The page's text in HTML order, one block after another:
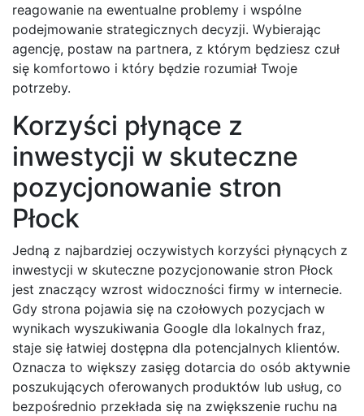
reagowanie na ewentualne problemy i wspólne
podejmowanie strategicznych decyzji. Wybierając
agencję, postaw na partnera, z którym będziesz czuł
się komfortowo i który będzie rozumiał Twoje
potrzeby.
Korzyści płynące z
inwestycji w skuteczne
pozycjonowanie stron
Płock
Jedną z najbardziej oczywistych korzyści płynących z
inwestycji w skuteczne pozycjonowanie stron Płock
jest znaczący wzrost widoczności firmy w internecie.
Gdy strona pojawia się na czołowych pozycjach w
wynikach wyszukiwania Google dla lokalnych fraz,
staje się łatwiej dostępna dla potencjalnych klientów.
Oznacza to większy zasięg dotarcia do osób aktywnie
poszukujących oferowanych produktów lub usług, co
bezpośrednio przekłada się na zwiększenie ruchu na